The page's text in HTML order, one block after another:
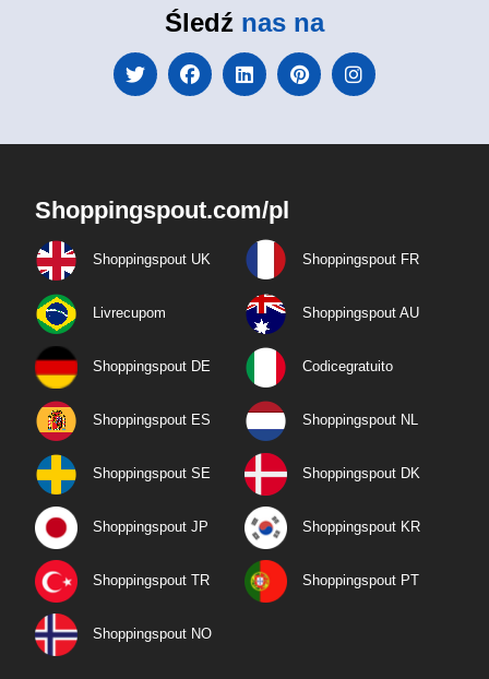
Śledź nas na
Shoppingspout.com/pl
Shoppingspout UK Shoppingspout FR
Livrecupom Shoppingspout AU
Shoppingspout DE Codicegratuito
Shoppingspout ES Shoppingspout NL
Shoppingspout SE Shoppingspout DK
Shoppingspout JP Shoppingspout KR
Shoppingspout TR Shoppingspout PT
Shoppingspout NO